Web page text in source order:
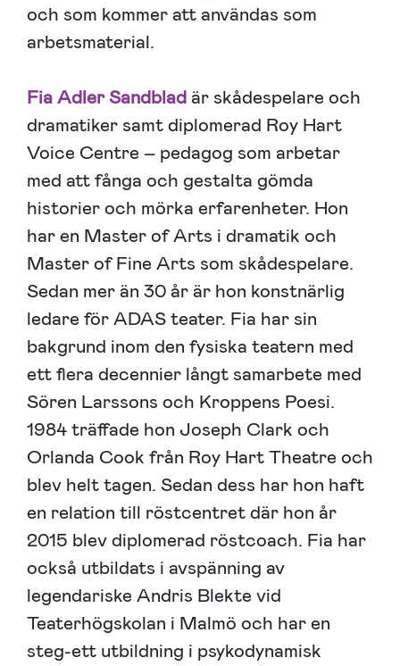
och som kommer att användas som
arbetsmaterial.
Fia Adler Sandblad är skådespelare och
dramatiker samt diplomerad Roy Hart
Voice Centre – pedagog som arbetar
med att fånga och gestalta gömda
historier och mörka erfarenheter. Hon
har en Master of Arts i dramatik och
Master of Fine Arts som skådespelare.
Sedan mer än 30 år är hon konstnärlig
ledare för ADAS teater. Fia har sin
bakgrund inom den fysiska teatern med
ett flera decennier långt samarbete med
Sören Larssons och Kroppens Poesi.
1984 träffade hon Joseph Clark och
Orlanda Cook från Roy Hart Theatre och
blev helt tagen. Sedan dess har hon haft
en relation till röstcentret där hon år
2015 blev diplomerad röstcoach. Fia har
också utbildats i avspänning av
legendariske Andris Blekte vid
Teaterhögskolan i Malmö och har en
steg-ett utbildning i psykodynamisk